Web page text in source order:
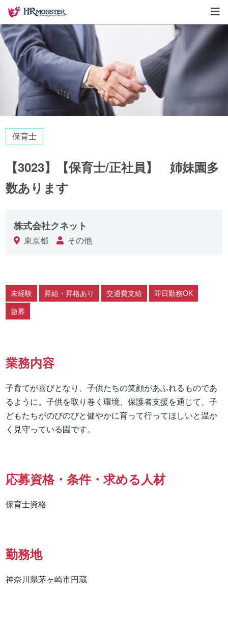
保育士
【3023】【保育士/正社員】 姉妹園多
数あります
株式会社クネット
東京都 その他
未経験 昇給・昇格あり 交通費支給
即日勤務OK
急募
業務内容
子育てが喜びとなり、子供たちの笑顔があふれるものであ
るように。子供を取り巻く環境、保護者支援を通じて、子
どもたちがのびのびと健やかに育って行ってほしいと温か
く見守っている園です。
応募資格・条件・求める人材
保育士資格
勤務地
神奈川県茅ヶ崎市円蔵